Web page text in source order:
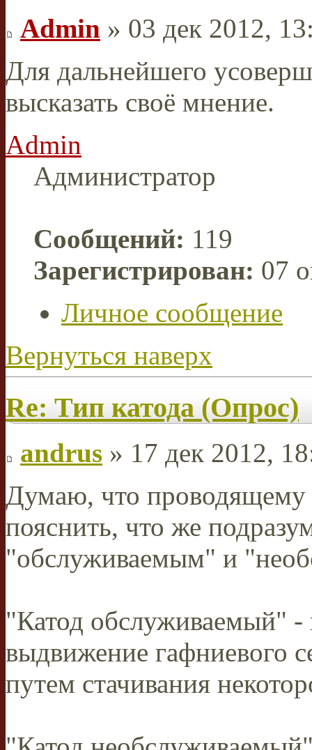
Admin » 03 дек 2012,
Для дальнейшего
высказать своё мнение.
Admin
Администратор
Сообщений: 119
Зарегистрирован: 07
Личное сообщение
Вернуться наверх
Re: Тип катода (Опрос)
andrus » 17 дек 2012,
Думаю, что
пояснить, что же
"обслуживаемым" и
"Катод обслуживаемый" -
выдвижение гафниевого
путем стачивания